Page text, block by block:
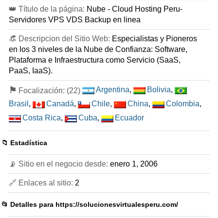
👑 Título de la página: Nube - Cloud Hosting Peru-
Servidores VPS VDS Backup en linea
👒 Descripcion del Sitio Web: Especialistas y Pioneros
en los 3 niveles de la Nube de Confianza: Software,
Plataforma e Infraestructura como Servicio (SaaS,
PaaS, IaaS).
⚑ Focalización: (22) Argentina, Bolivia,
Brasil , Canadá, Chile, China, Colombia,
Costa Rica, Cuba, Ecuador
📁 Estadística
📡 Sitio en el negocio desde: enero 1, 2006
🔗 Enlaces al sitio: 2
📂 Detalles para https://solucionesvirtualesperu.com/